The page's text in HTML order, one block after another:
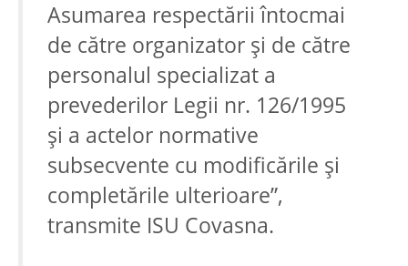
Asumarea respectării întocmai
de către organizator și de către
personalul specializat a
prevederilor Legii nr. 126/1995
și a actelor normative
subsecvente cu modificările și
completările ulterioare”,
transmite ISU Covasna.